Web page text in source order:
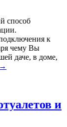
способ
к
чему Вы
даче, в доме,
→
и